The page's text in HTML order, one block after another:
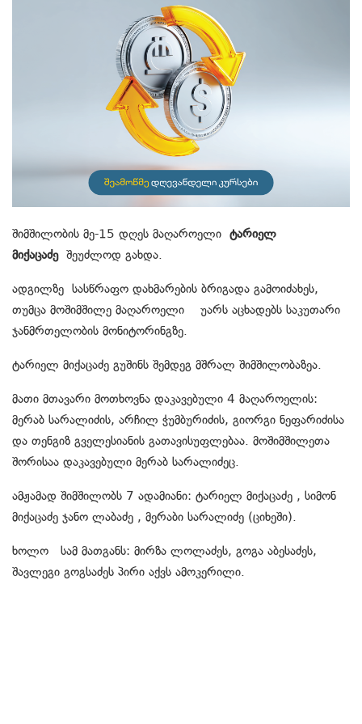
შიმშილობის მე-15 დღეს მაღაროელი ტარიელ
მიქაცაძეშეუძლოდ გახდა.
ადგილზე სასწრაფო დახმარების ბრიგადა გამოიძახეს,
თუმცა მოშიმშილე მაღაროელი უარს აცხადებს საკუთარი
ჯანმრთელობის მონიტორინგზე.
ტარიელ მიქაცაძე გუშინს შემდეგ მშრალ შიმშილობაზეა.
მათი მთავარი მოთხოვნა დაკავებული 4 მაღაროელის:
მერაბ სარალიძის, არჩილ ჭუმბურიძის, გიორგი ნეფარიძისა
და თენგიზ გველესიანის გათავისუფლებაა. მოშიმშილეთა
შორისაა დაკავებული მერაბ სარალიძეც.
ამჟამად შიმშილობს 7 ადამიანი: ტარიელ მიქაცაძე , სიმონ
მიქაცაძე ჯანო ლაბაძე , მერაბი სარალიძე (ციხეში).
ხოლო სამ მათგანს: მირზა ლოლაძეს, გოგა აბესაძეს,
შავლეგი გოგსაძეს პირი აქვს ამოკერილი.